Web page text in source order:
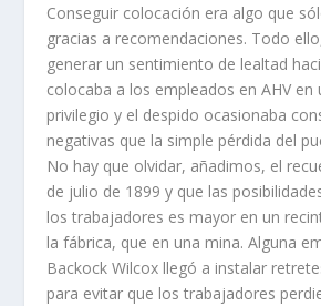
Conseguir colocación era algo que
gracias a recomendaciones. Todo
generar un sentimiento de lealtad
colocaba a los empleados en AHV en
privilegio y el despido ocasionaba
negativas que la simple pérdida del
No hay que olvidar, añadimos, el
de julio de 1899 y que las
los trabajadores es mayor en un
la fábrica, que en una mina. Alguna
Backock Wilcox llegó a instalar
para evi­tar que los trabajadores